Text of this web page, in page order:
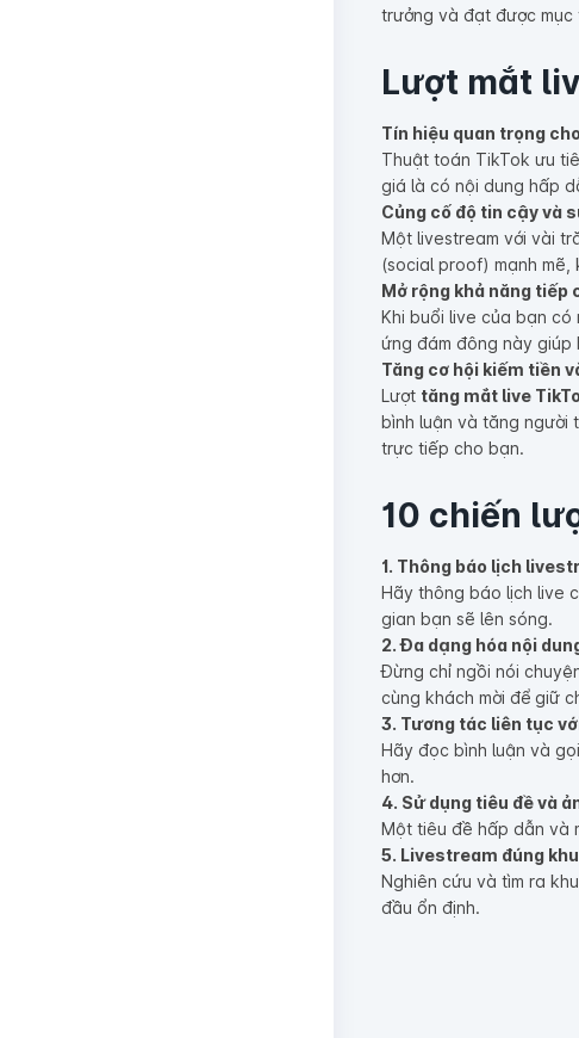
trưởng và đạt được mục
Lượt mắt
Tín hiệu quan trọng
Thuật toán TikTok ưu
giá là có nội dung hấp
Củng cố độ tin cậy và
Một livestream với vài
(social proof) mạnh
Mở rộng khả năng tiếp
Khi buổi live của bạn
ứng đám đông này giúp
Tăng cơ hội kiếm tiền
Lượt tăng mắt live
bình luận và tăng người
trực tiếp cho bạn.
10 chiến
1. Thông báo lịch
Hãy thông báo lịch live
gian bạn sẽ lên sóng.
2. Đa dạng hóa nội
Đừng chỉ ngồi nói
cùng khách mời để giữ
3. Tương tác liên tục
Hãy đọc bình luận và
hơn.
4. Sử dụng tiêu đề và
Một tiêu đề hấp dẫn và
5. Livestream đúng
Nghiên cứu và tìm ra
đầu ổn định.